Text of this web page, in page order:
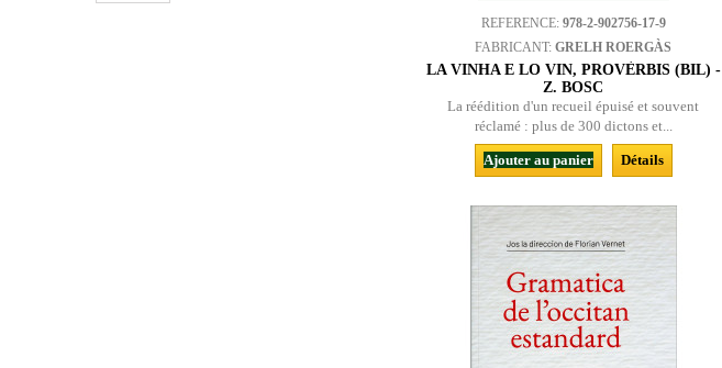
REFERENCE: 978-2-902756-17-9
FABRICANT:GRELH ROERGÀS
LA VINHA E LO VIN, PROVÈRBIS (BIL) -
Z. BOSC
La réédition d'un recueil épuisé et souvent
réclamé : plus de 300 dictons et...
Ajouter au panier Détails